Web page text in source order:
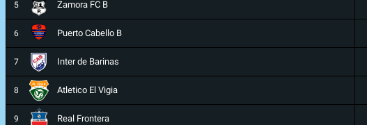
5 Zamora FC B
6 Puerto Cabello B
7 Inter de Barinas
8 Atletico El Vigia
9 Real Frontera